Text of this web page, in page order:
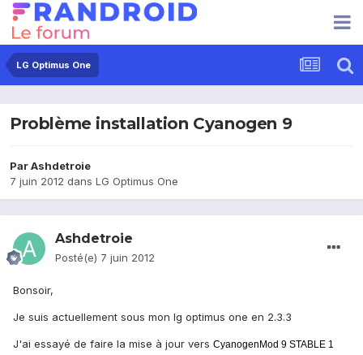
LG Optimus One
Problème installation Cyanogen 9
ParAshdetroie
7 juin 2012 dans LG Optimus One
Ashdetroie
Posté(e) 7 juin 2012
Bonsoir,
Je suis actuellement sous mon lg optimus one en 2.3.3
J'ai essayé de faire la mise à jour vers CyanogenMod 9 STABLE 1